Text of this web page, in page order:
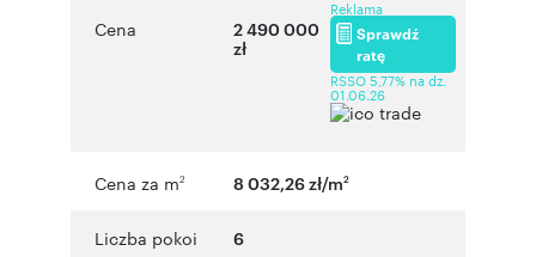
Cena
2 490 000
zł
Reklama
Sprawdź
ratę
RSSO 5,77% na dz.
01.06.26
Cena za m2 8 032,26 zł/m2
Liczba pokoi 6